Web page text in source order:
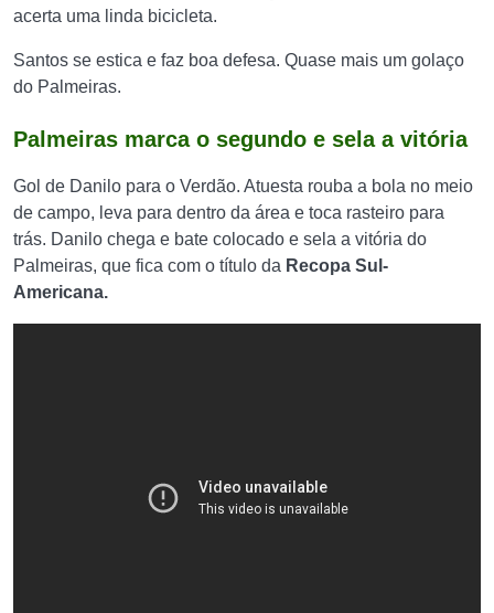
acerta uma linda bicicleta.
Santos se estica e faz boa defesa. Quase mais um golaço
do Palmeiras.
Palmeiras marca o segundo e sela a vitória
Gol de Danilo para o Verdão. Atuesta rouba a bola no meio
de campo, leva para dentro da área e toca rasteiro para
trás. Danilo chega e bate colocado e sela a vitória do
Palmeiras, que fica com o título da Recopa Sul-
Americana.